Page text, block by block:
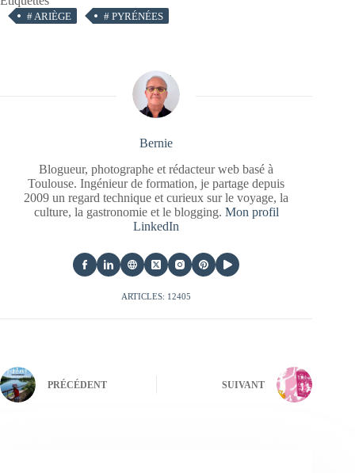
#ARIÈGE # PYRÉNÉES
Bernie
Blogueur, photographe et rédacteur web basé à
Toulouse. Ingénieur de formation, je partage depuis
2009 un regard technique et curieux sur le voyage, la
culture, la gastronomie et le blogging. Mon profil
LinkedIn
ARTICLES: 12405
PRÉCÉDENT SUIVANT